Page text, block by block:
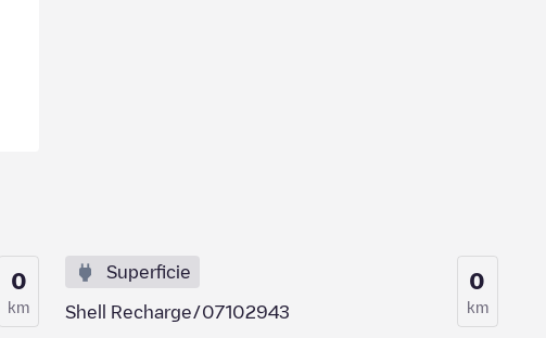
0
km
Superficie
Shell Recharge/07102943
0
km